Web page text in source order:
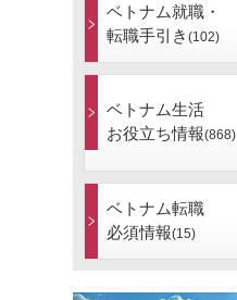
ベトナム就職・
転職手引き (102)
ベトナム生活
お役立ち情報(868)
ベトナム転職
必須情報(15)